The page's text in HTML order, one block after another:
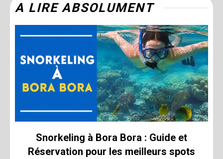
A LIRE ABSOLUMENT
Snorkeling à Bora Bora : Guide et
Réservation pour les meilleurs spots